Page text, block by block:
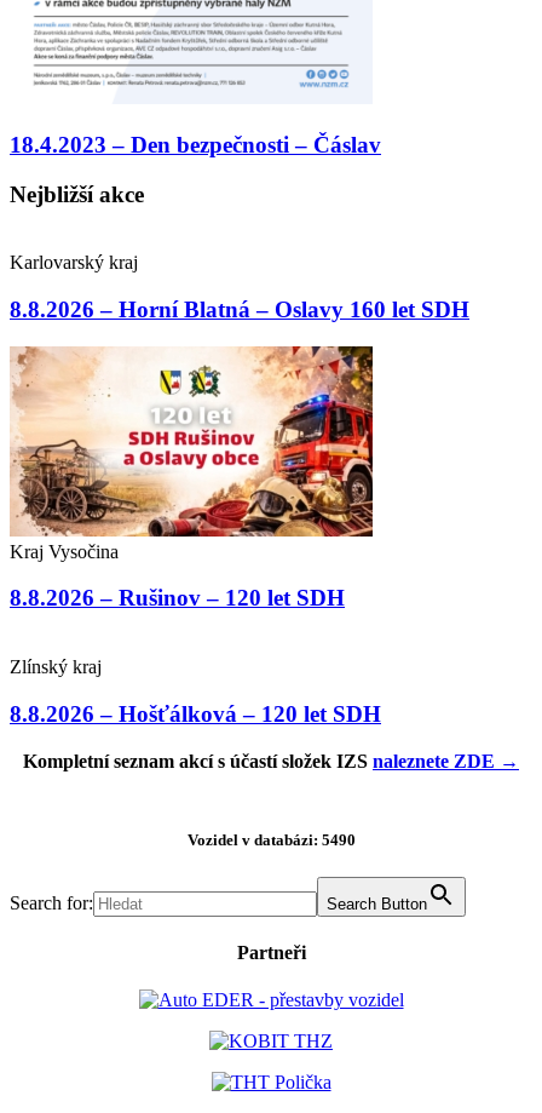
18.4.2023 – Den bezpečnosti – Čáslav
Nejbližší akce
Karlovarský kraj
8.8.2026 – Horní Blatná – Oslavy 160 let SDH
Kraj Vysočina
8.8.2026 – Rušinov – 120 let SDH
Zlínský kraj
8.8.2026 – Hošťálková – 120 let SDH
Kompletní seznam akcí s účastí složek IZS naleznete ZDE →
Vozidel v databázi: 5490
Search for: Search Button
Partneři